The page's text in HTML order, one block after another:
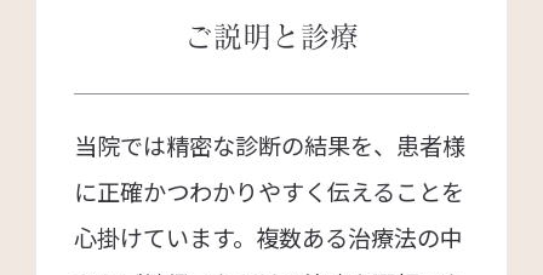
ご説明と診療
当院では精密な診断の結果を、患者様
に正確かつわかりやすく伝えることを
心掛けています。複数ある治療法の中